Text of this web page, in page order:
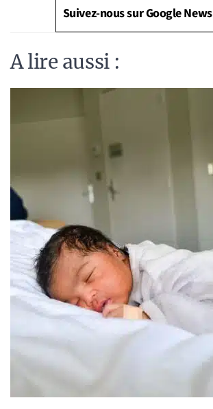
Suivez-nous sur Google News
A lire aussi :